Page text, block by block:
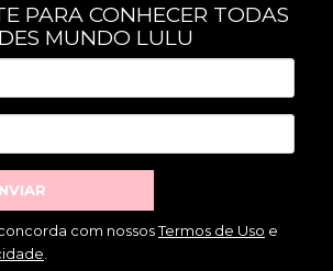
PARA CONHECER TODAS
MUNDO LULU
com nossosTermos de Uso e